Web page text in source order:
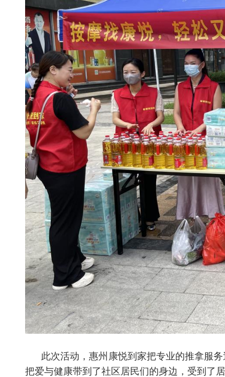
此次活动，惠州康悦到家把专业的推拿服
把爱与健康带到了社区居民们的身边，受到了